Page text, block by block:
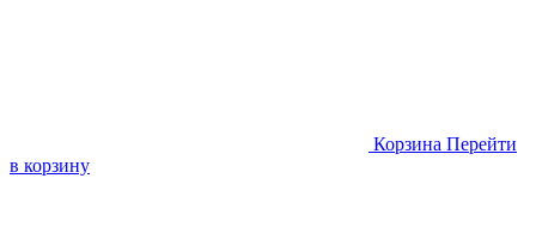
Корзина Перейти
в корзину